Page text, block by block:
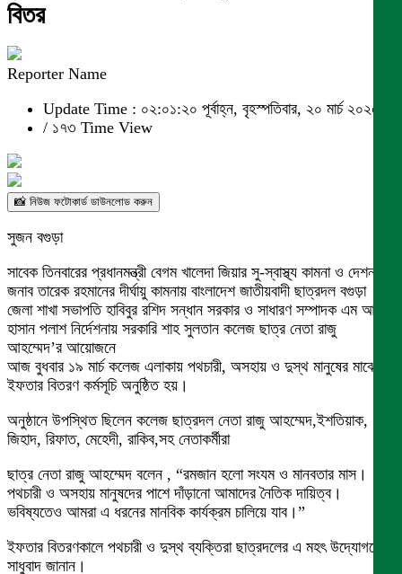
বিতর
Reporter Name
Update Time : ০২:০১:২০ পূর্বাহ্ন, বৃহস্পতিবার, ২০ মার্চ ২০২৫
/ ১৭৩ Time View
📸 নিউজ ফটোকার্ড ডাউনলোড করুন
সুজন বগুড়া
সাবেক তিনবারের প্রধানমন্ত্রী বেগম খালেদা জিয়ার সু-স্বাস্থ্য কামনা ও দেশনায়ক
জনাব তারেক রহমানের দীর্ঘায়ু কামনায় বাংলাদেশ জাতীয়বাদী ছাত্রদল বগুড়া
জেলা শাখা সভাপতি হাবিবুর রশিদ সন্ধান সরকার ও সাধারণ সম্পাদক এম আর
হাসান পলাশ নির্দেশনায় সরকারি শাহ সুলতান কলেজ ছাত্র নেতা রাজু
আহম্মেদ’র আয়োজনে
আজ বুধবার ১৯ মার্চ কলেজ এলাকায় পথচারী, অসহায় ও দুস্থ মানুষের মাঝে
ইফতার বিতরণ কর্মসূচি অনুষ্ঠিত হয়।
অনুষ্ঠানে উপস্থিত ছিলেন কলেজ ছাত্রদল নেতা রাজু আহম্মেদ,ইশতিয়াক,
জিহাদ, রিফাত, মেহেদী, রাকিব,সহ নেতাকর্মীরা
ছাত্র নেতা রাজু আহম্মেদ বলেন , “রমজান হলো সংযম ও মানবতার মাস।
পথচারী ও অসহায় মানুষদের পাশে দাঁড়ানো আমাদের নৈতিক দায়িত্ব।
ভবিষ্যতেও আমরা এ ধরনের মানবিক কার্যক্রম চালিয়ে যাব।”
ইফতার বিতরণকালে পথচারী ও দুস্থ ব্যক্তিরা ছাত্রদলের এ মহৎ উদ্যোগকে
সাধুবাদ জানান।